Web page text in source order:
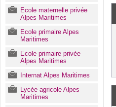
Ecole maternelle privée
Alpes Maritimes
Ecole primaire Alpes
Maritimes
Ecole primaire privée
Alpes Maritimes
Internat Alpes Maritimes
Lycée agricole Alpes
Maritimes